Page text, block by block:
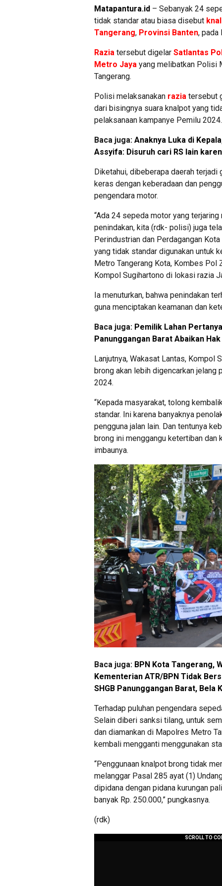
Matapantura.id – Sebanyak 24
tidak standar atau biasa disebut
Tangerang, Provinsi Banten, pada
Razia tersebut digelar Satlantas
Metro Jaya yang melibatkan Polisi
Tangerang.
Polisi melaksanakan razia tersebut
dari bisingnya suara knalpot yang
pelaksanaan kampanye Pemilu 2024.
Baca juga: Anaknya Luka di
Assyifa: Disuruh cari RS lain
Diketahui, dibeberapa daerah
keras dengan keberadaan dan
pengendara motor.
“Ada 24 sepeda motor yang
penindakan, kita (rdk- polisi) juga
Perindustrian dan Perdagangan
yang tidak standar digunakan untuk
Metro Tangerang Kota, Kombes Pol
Kompol Sugihartono di lokasi razia
Ia menuturkan, bahwa penindakan
guna menciptakan keamanan dan
Baca juga: Pemilik Lahan
Panunggangan Barat Abaikan
Lanjutnya, Wakasat Lantas, Kompol
brong akan lebih digencarkan jelang
2024.
“Kepada masyarakat, tolong
standar. Ini karena banyaknya
pengguna jalan lain. Dan tentunya
brong ini menggangu ketertiban dan
imbaunya.
Baca juga: BPN Kota Tangerang,
Kementerian ATR/BPN Tidak
SHGB Panunggangan Barat, Bela
Terhadap puluhan pengendara
Selain diberi sanksi tilang, untuk
dan diamankan di Mapolres Metro
kembali mengganti menggunakan
“Penggunaan knalpot brong tidak
melanggar Pasal 285 ayat (1)
dipidana dengan pidana kurungan
banyak Rp. 250.000,” pungkasnya.
(rdk)